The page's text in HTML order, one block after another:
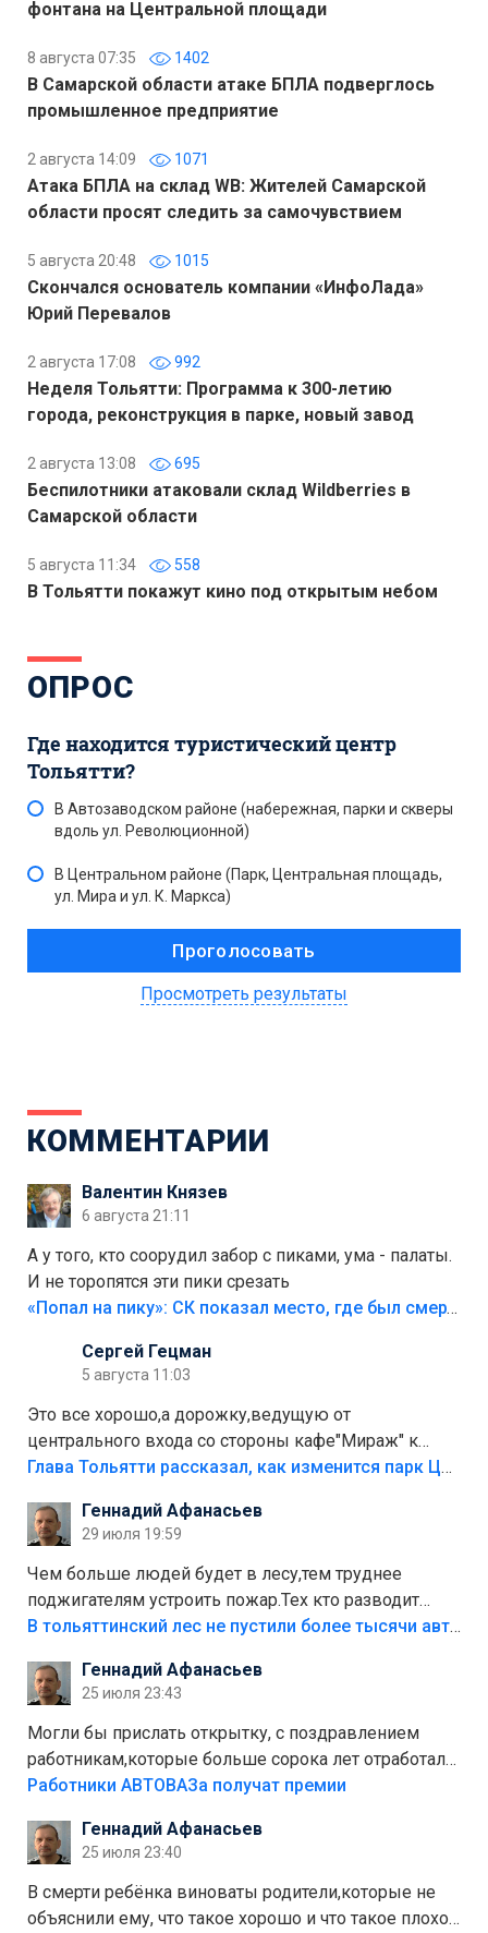
фонтана на Центральной площади
8 августа 07:35 1402
В Самарской области атаке БПЛА подверглось
промышленное предприятие
2 августа 14:09 1071
Атака БПЛА на склад WB: Жителей Самарской
области просят следить за самочувствием
5 августа 20:48 1015
Скончался основатель компании «ИнфоЛада»
Юрий Перевалов
2 августа 17:08 992
Неделя Тольятти: Программа к 300-летию
города, реконструкция в парке, новый завод
2 августа 13:08 695
Беспилотники атаковали склад Wildberries в
Самарской области
5 августа 11:34 558
В Тольятти покажут кино под открытым небом
ОПРОС
Где находится туристический центр
Тольятти?
В Автозаводском районе (набережная, парки и скверы
вдоль ул. Революционной)
В Центральном районе (Парк, Центральная площадь,
ул. Мира и ул. К. Маркса)
Просмотреть результаты
КОММЕНТАРИИ
Валентин Князев
6 августа 21:11
А у того, кто соорудил забор с пиками, ума - палаты.
И не торопятся эти пики срезать
«Попал на пику»: СК показал место, где был смертельно травмирован ребенок в Тольятти
Сергей Гецман
5 августа 11:03
Это все хорошо,а дорожку,ведущую от
центрального входа со стороны кафе"Мираж" к
аттракционам слабо доделать?А то бордюры
лежала в парке и испортилась.Да еще,видимо,часть
украли.
Глава Тольятти рассказал, как изменится парк Центрального района
Геннадий Афанасьев
29 июля 19:59
Чем больше людей будет в лесу,тем труднее
поджигателям устроить пожар.Тех кто разводит
костры,тех надо безбожно штрафовать.Камер полно
Штрафы мизерные.
В тольяттинский лес не пустили более тысячи автомобилей
Геннадий Афанасьев
25 июля 23:43
Могли бы прислать открытку, с поздравлением
работникам,которые больше сорока лет отработали
на предприятии.
Работники АВТОВАЗа получат премии
Геннадий Афанасьев
25 июля 23:40
В смерти ребёнка виноваты родители,которые не
объяснили ему, что такое хорошо и что такое плохо!